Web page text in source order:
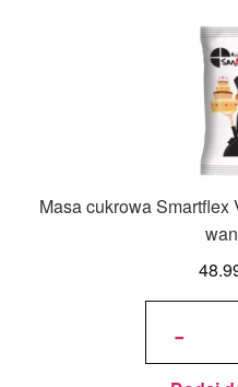
Masa cukrowa Smartflex
-
ilość
Smartflex
Velvet -
czarna 1
kg - smak
waniliowy